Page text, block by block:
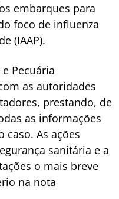
embarques para
foco de influenza
(IAAP).
Pecuária
as autoridades
prestando, de
as informações
caso. As ações
sanitária e a
o mais breve
na nota